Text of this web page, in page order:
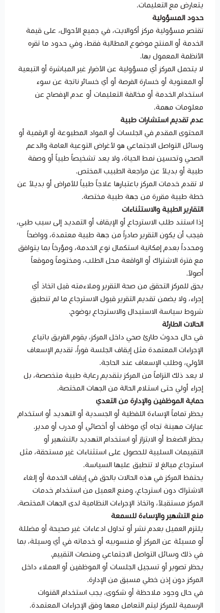
يتعارض مع التعليمات.
حدود المسؤولية
تقتصر مسؤولية مركز أكوالايت، في جميع الأحوال، على قيمة
الخدمة أو المنتج موضوع المطالبة فقط، وفي حدود ما تقره
الأنظمة المعمول بها.
لا يتحمل المركز أي مسؤولية عن الأضرار غير المباشرة أو التبعية
أو المعنوية أو خسارة الفرصة أو أي خسائر ناتجة عن سوء
استخدام الخدمة أو مخالفة التعليمات أو عدم الإفصاح عن
معلومات مهمة.
عدم تقديم استشارات طبية
المحتوى المقدم في الجلسات أو المواد المطبوعة أو الرقمية أو
وسائل التواصل الاجتماعي هو لأغراض التوعية العامة والدعم
الصحي وتحسين نمط الحياة، ولا يعد تشخيصاً طبياً أو وصفة
طبية أو بديلاً عن مراجعة الطبيب المختص.
لا تقدم خدمات المركز باعتبارها علاجاً طبياً للأمراض أو بديلاً عن
خطة طبية مقررة من جهة طبية مختصة.
التقارير الطبية والاستثناءات
إذا استند طلب الاسترجاع أو الإيقاف أو التمديد إلى سبب طبي،
فيجب أن يكون التقرير صادراً من جهة طبية معتمدة، وواضحاً
ومحدداً بعدم إمكانية استكمال نوع الخدمة، ومؤرخاً بما يتوافق
مع فترة الاشتراك أو الواقعة محل الطلب، ومختوماً وموقعاً
أصولاً.
يحق للمركز التحقق من صحة التقرير وملاءمته قبل اتخاذ أي
إجراء، ولا يضمن تقديم التقرير قبول الاسترجاع ما لم تنطبق
شروط سياسة الاستبدال والاسترجاع بوضوح.
الحالات الطارئة
في حال حدوث طارئ صحي داخل المركز، يقوم الفريق باتباع
الإجراءات المعتمدة مثل إيقاف الجلسة فوراً، تقديم الإسعاف
الأولي، وطلب الإسعاف عند الحاجة.
لا يعد ذلك التزاماً من المركز بتقديم رعاية طبية متخصصة، بل
إجراء أولي حتى استلام الحالة من الجهات المختصة.
حماية الموظفين والإدارة من التعدي
يحظر تماماً الإساءة اللفظية أو الجسدية أو التهديد أو استخدام
عبارات مهينة تجاه أي موظف أو أخصائي أو مدرب أو مدير.
يحظر الضغط أو الابتزاز أو استخدام التهديد بالتشهير أو
التقييمات السلبية للحصول على استثناءات غير مستحقة، مثل
استرجاع مبالغ لا تنطبق عليها السياسة.
يحتفظ المركز في هذه الحالات بالحق في إيقاف الخدمة أو إلغاء
الاشتراك دون استرجاع، ومنع العميل من استخدام خدمات
المركز مستقبلاً، واتخاذ الإجراءات النظامية لدى الجهات المختصة.
منع التشهير والإساءة للسمعة
يلتزم العميل بعدم نشر أو تداول ادعاءات غير صحيحة أو مضللة
أو مسيئة عن المركز أو منسوبيه أو خدماته في أي وسيلة، بما
في ذلك وسائل التواصل الاجتماعي ومنصات التقييم.
يحظر تصوير أو تسجيل الجلسات أو الموظفين أو العملاء داخل
المركز دون إذن خطي مسبق من الإدارة.
في حال وجود ملاحظة أو شكوى، يجب استخدام القنوات
الرسمية للمركز ليتم التعامل معها وفق الإجراءات المعتمدة.